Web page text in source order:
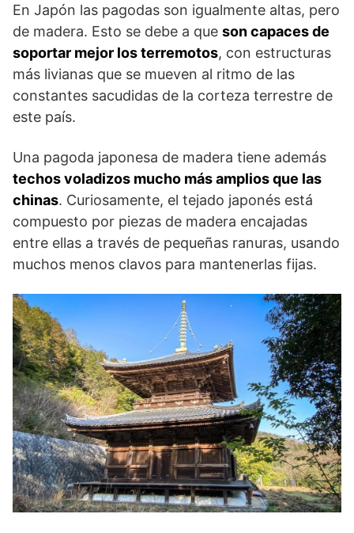
En Japón las pagodas son igualmente altas, pero
de madera. Esto se debe a que son capaces de
soportar mejor los terremotos, con estructuras
más livianas que se mueven al ritmo de las
constantes sacudidas de la corteza terrestre de
este país.
Una pagoda japonesa de madera tiene además
techos voladizos mucho más amplios que las
chinas. Curiosamente, el tejado japonés está
compuesto por piezas de madera encajadas
entre ellas a través de pequeñas ranuras, usando
muchos menos clavos para mantenerlas fijas.